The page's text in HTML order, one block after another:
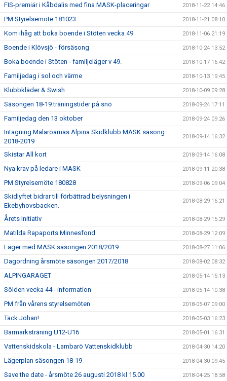
FIS-premiär i Kåbdalis med fina MASK-placeringar 2018-11-22 14:46
PM Styrelsemöte 181023 2018-11-21 08:10
Kom ihåg att boka boende i Stöten vecka 49 2018-11-06 21:19
Boende i Klövsjö - försäsong 2018-10-24 13:52
Boka boende i Stöten - familjeläger v 49. 2018-10-17 16:42
Familjedag i sol och värme 2018-10-13 19:45
Klubbkläder & Swish 2018-10-09 09:28
Säsongen 18-19 träningstider på snö 2018-09-24 17:11
Familjedag den 13 oktober 2018-09-24 09:26
Intagning Mälaröarnas Alpina Skidklubb MASK säsong
2018-2019
2018-09-14 16:32
Skistar All kort 2018-09-14 16:08
Nya krav på ledare i MASK 2018-09-11 20:38
PM Styrelsemöte 180828 2018-09-06 09:04
Skidlyftet bidrar till förbättrad belysningen i
Ekebyhovsbacken.
2018-08-29 16:21
Årets Initiativ 2018-08-29 15:29
Matilda Rapaports Minnesfond 2018-08-29 12:09
Läger med MASK säsongen 2018/2019 2018-08-27 11:06
Dagordning årsmöte säsongen 2017/2018 2018-08-02 08:32
ALPINGARAGET 2018-05-14 15:13
Sölden vecka 44 - information 2018-05-14 10:38
PM från vårens styrelsemöten 2018-05-07 09:00
Tack Johan! 2018-05-03 16:23
Barmarksträning U12-U16 2018-05-01 16:31
Vattenskidskola - Lambarö Vattenskidklubb 2018-04-30 14:20
Lägerplan säsongen 18-19 2018-04-30 09:45
Save the date - årsmöte 26 augusti 2018 kl 15.00 2018-04-25 18:58